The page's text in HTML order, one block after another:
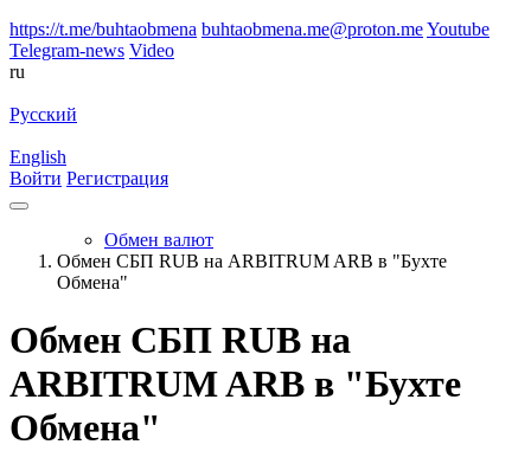
https://t.me/buhtaobmena buhtaobmena.me@proton.meYoutube
Telegram-news Video
ru
Русский
English
Войти Регистрация
Обмен валют
Обмен СБП RUB на ARBITRUM ARB в "Бухте
Обмена"
Обмен СБП RUB на
ARBITRUM ARB в "Бухте
Обмена"